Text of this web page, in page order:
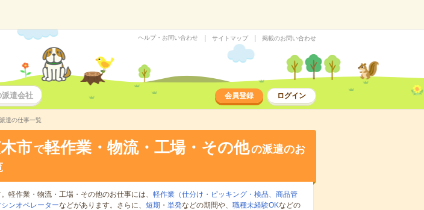
ヘルプ・お問い合わせ サイトマップ 掲載のお問い合わせ
遣会社 会員登録 ログイン
遣の仕事一覧
市 で軽作業・物流・工場・その他の派遣のお
軽作業・物流・工場・その他のお仕事には、 軽作業（仕分け・ピッキング・検品、商品管
シンオペレーターなどがあります。さらに、 短期 ・ 単発などの期間や、 職種未経験OKなどの